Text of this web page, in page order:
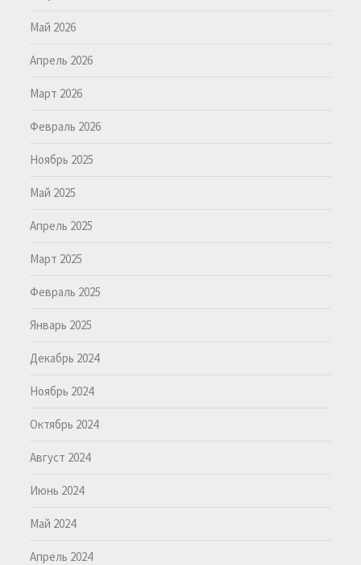
Май 2026
Апрель 2026
Март 2026
Февраль 2026
Ноябрь 2025
Май 2025
Апрель 2025
Март 2025
Февраль 2025
Январь 2025
Декабрь 2024
Ноябрь 2024
Октябрь 2024
Август 2024
Июнь 2024
Май 2024
Апрель 2024